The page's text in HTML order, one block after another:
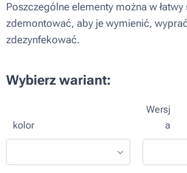
Poszczególne elementy można w łatwy
zdemontować, aby je wymienić,
zdezynfekować.
Wybierz wariant:
kolor
Wersj
a